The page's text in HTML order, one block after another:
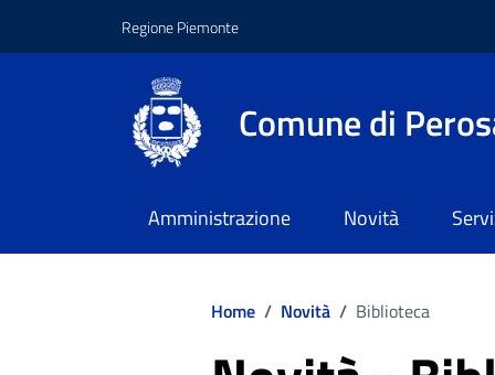
Regione Piemonte
Comune di
Amministrazione Novità
Home / Novità / Biblioteca